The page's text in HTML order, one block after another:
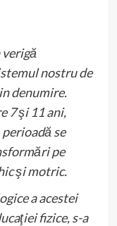
nostru de
denumire.
7 şi 11 ani,
se
pe
şi motric.
a acestei
fizice, s-a